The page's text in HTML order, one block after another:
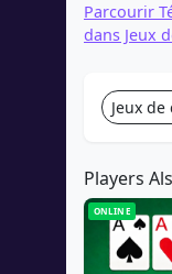
Parcourir
dans Jeux
Jeux
Players
ONLINE